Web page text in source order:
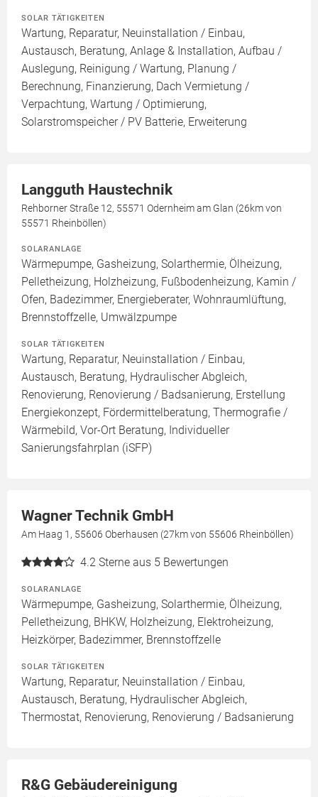
SOLAR TÄTIGKEITEN
Wartung, Reparatur, Neuinstallation / Einbau,
Austausch, Beratung, Anlage & Installation, Aufbau /
Auslegung, Reinigung / Wartung, Planung /
Berechnung, Finanzierung, Dach Vermietung /
Verpachtung, Wartung / Optimierung,
Solarstromspeicher / PV Batterie, Erweiterung
Langguth Haustechnik
Rehborner Straße 12, 55571 Odernheim am Glan (26km von
55571 Rheinböllen)
SOLARANLAGE
Wärmepumpe, Gasheizung, Solarthermie, Ölheizung,
Pelletheizung, Holzheizung, Fußbodenheizung, Kamin /
Ofen, Badezimmer, Energieberater, Wohnraumlüftung,
Brennstoffzelle, Umwälzpumpe
SOLAR TÄTIGKEITEN
Wartung, Reparatur, Neuinstallation / Einbau,
Austausch, Beratung, Hydraulischer Abgleich,
Renovierung, Renovierung / Badsanierung, Erstellung
Energiekonzept, Fördermittelberatung, Thermografie /
Wärmebild, Vor-Ort Beratung, Individueller
Sanierungsfahrplan (iSFP)
Wagner Technik GmbH
Am Haag 1, 55606 Oberhausen (27km von 55606 Rheinböllen)
4.2 Sterne aus 5 Bewertungen
SOLARANLAGE
Wärmepumpe, Gasheizung, Solarthermie, Ölheizung,
Pelletheizung, BHKW, Holzheizung, Elektroheizung,
Heizkörper, Badezimmer, Brennstoffzelle
SOLAR TÄTIGKEITEN
Wartung, Reparatur, Neuinstallation / Einbau,
Austausch, Beratung, Hydraulischer Abgleich,
Thermostat, Renovierung, Renovierung / Badsanierung
R&G Gebäudereinigung